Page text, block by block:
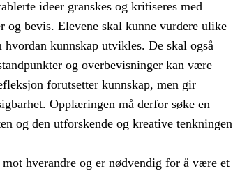
ideer granskes og kritiseres med
og bevis. Elevene skal kunne vurdere ulike
kunnskap utvikles. De skal også
og overbevisninger kan være
forutsetter kunnskap, men gir
Opplæringen må derfor søke en
og den utforskende og kreative tenkningen
hverandre og er nødvendig for å være et